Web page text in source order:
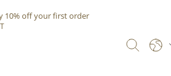
10% offyour first order